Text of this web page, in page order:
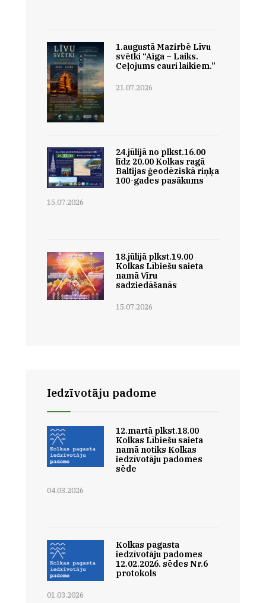
1.augustā Mazirbē Līvu
svētki “Aīga – Laiks.
Ceļojums cauri laikiem.”
21.07.2026
24.jūlijā no plkst.16.00
līdz 20.00 Kolkas ragā
Baltijas ģeodēziskā riņķa
100-gades pasākums
15.07.2026
18.jūlijā plkst.19.00
Kolkas Lībiešu saieta
namā Vīru
sadziedāšanās
15.07.2026
Iedzīvotāju padome
12.martā plkst.18.00
Kolkas Lībiešu saieta
namā notiks Kolkas
iedzīvotāju padomes
sēde
04.03.2026
Kolkas pagasta
iedzīvotāju padomes
12.02.2026. sēdes Nr.6
protokols
01.03.2026